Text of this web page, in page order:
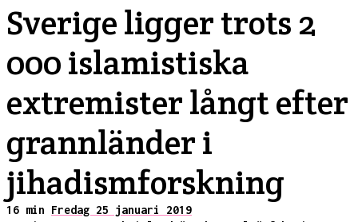
Sverige ligger trots 2
000 islamistiska
extremister långt efter
grannländer i
jihadismforskning
16 min Fredag 25 januari 2019